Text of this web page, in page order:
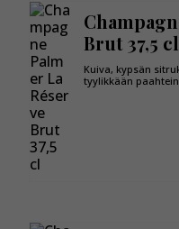
Brut 37,5 cl
Kuiva, kypsän
tyylikkään